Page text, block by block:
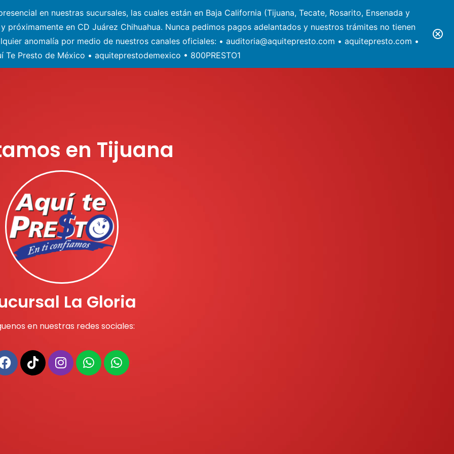
en nuestras sucursales, las cuales están en Baja California (Tijuana, Tecate, Rosarito, Ensenada y
próximamente en CD Juárez Chihuahua. Nunca pedimos pagos adelantados y nuestros trámites no tienen
anomalía por medio de nuestros canales oficiales: • auditoria@aquitepresto.com • aquitepresto.com •
Te Presto de México • aquiteprestodemexico • 800PRESTO1
en Tijuana
La Gloria
en nuestras redes sociales: